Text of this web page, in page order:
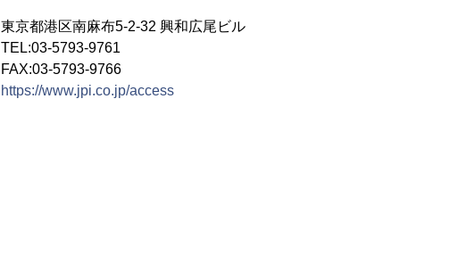
東京都港区南麻布5-2-32 興和広尾ビル
TEL:03-5793-9761
FAX:03-5793-9766
https://www.jpi.co.jp/access